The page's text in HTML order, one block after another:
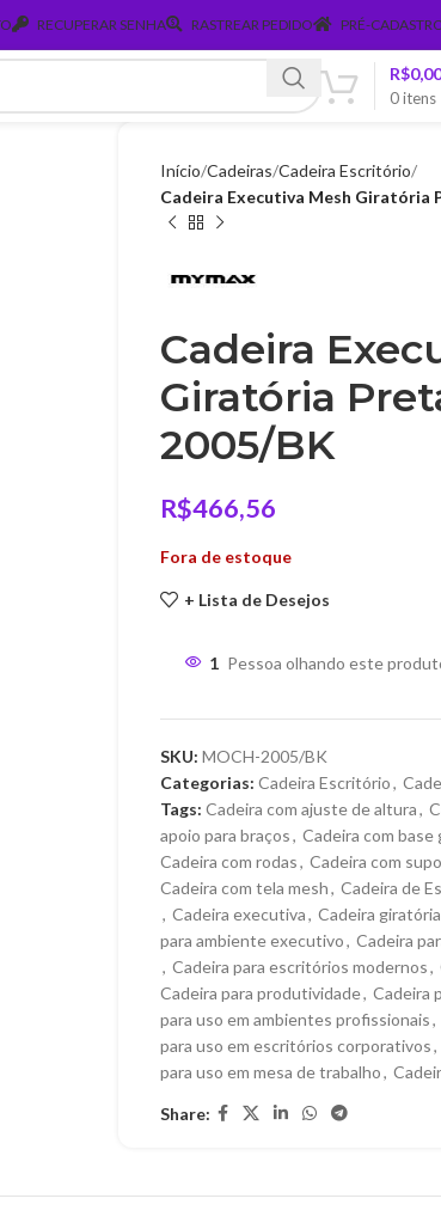
RECUPERAR SENHA RASTREAR PEDIDO PRÉ-
0itens
R$0,00
Início Cadeiras Cadeira Escritório
Cadeira Executiva Mesh Giratória
Cadeira
Giratória
2005/BK
R$466,56
Fora de estoque
+ Lista de Desejos
1 Pessoa olhando este
SKU: MOCH-2005/BK
Categorias: Cadeira Escritório,
Tags: Cadeira com ajuste de altura,
apoio para braços, Cadeira com base
Cadeira com rodas, Cadeira com
Cadeira com tela mesh, Cadeira de
, Cadeira executiva, Cadeira giratória
para ambiente executivo, Cadeira
, Cadeira para escritórios modernos,
Cadeira para produtividade, Cadeira
para uso em ambientes profissionais,
para uso em escritórios corporativos,
para uso em mesa de trabalho,
Share: